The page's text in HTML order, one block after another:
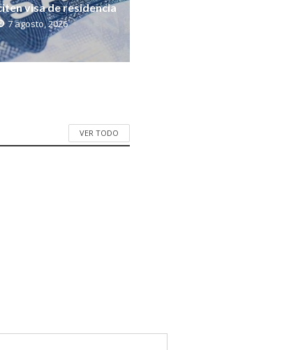
visa de residencia
7 agosto, 2026
VER TODO